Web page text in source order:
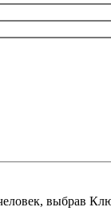
выбрав